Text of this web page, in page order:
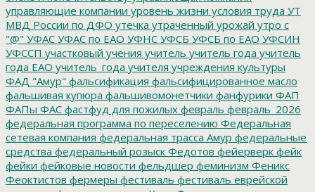
управляющие компании уровень жизни условия труда УТ
МВД России по ДФО утечка утраченный урожай утро с
"@" УФАС УФАС по ЕАО УФНС УФСБ УФСБ по ЕАО УФСИН
УФССП участковый учения учитель учитель года учитель
года ЕАО учитель_года учителя учреждения культуры
ФАД "Амур" фальсификация фальсифицированное масло
фальшивая купюра фальшивомонетчики фанфурики ФАП
ФАПы ФАС фастфуд для пожилых февраль февраль_2026
федеральная программа по переселению Федеральная
сетевая компания федеральная трасса Амур федеральные
средства федеральный розыск Федотов фейерверк фейк
фейки фейковые новости фельдшер феминизм Феникс
Феоктистов фермеры фестиваль фестиваль еврейской